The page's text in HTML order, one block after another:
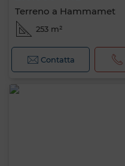
Terreno a Hammamet
253 m²
Contatta